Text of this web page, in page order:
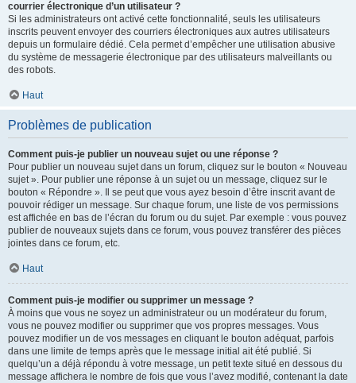
courrier électronique d’un utilisateur ?
Si les administrateurs ont activé cette fonctionnalité, seuls les utilisateurs
inscrits peuvent envoyer des courriers électroniques aux autres utilisateurs
depuis un formulaire dédié. Cela permet d’empêcher une utilisation abusive
du système de messagerie électronique par des utilisateurs malveillants ou
des robots.
Haut
Problèmes de publication
Comment puis-je publier un nouveau sujet ou une réponse ?
Pour publier un nouveau sujet dans un forum, cliquez sur le bouton « Nouveau
sujet ». Pour publier une réponse à un sujet ou un message, cliquez sur le
bouton « Répondre ». Il se peut que vous ayez besoin d’être inscrit avant de
pouvoir rédiger un message. Sur chaque forum, une liste de vos permissions
est affichée en bas de l’écran du forum ou du sujet. Par exemple : vous pouvez
publier de nouveaux sujets dans ce forum, vous pouvez transférer des pièces
jointes dans ce forum, etc.
Haut
Comment puis-je modifier ou supprimer un message ?
À moins que vous ne soyez un administrateur ou un modérateur du forum,
vous ne pouvez modifier ou supprimer que vos propres messages. Vous
pouvez modifier un de vos messages en cliquant le bouton adéquat, parfois
dans une limite de temps après que le message initial ait été publié. Si
quelqu’un a déjà répondu à votre message, un petit texte situé en dessous du
message affichera le nombre de fois que vous l’avez modifié, contenant la date